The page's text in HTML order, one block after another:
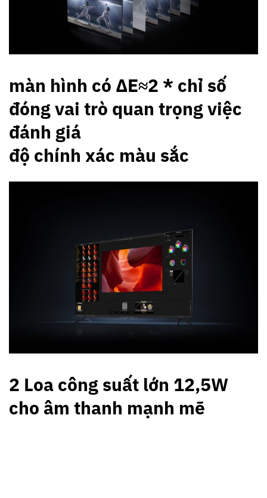
màn hình có ΔE≈2 * chỉ số
đóng vai trò quan trọng việc
đánh giá
độ chính xác màu sắc
2 Loa công suất lớn 12,5W
cho âm thanh mạnh mẽ